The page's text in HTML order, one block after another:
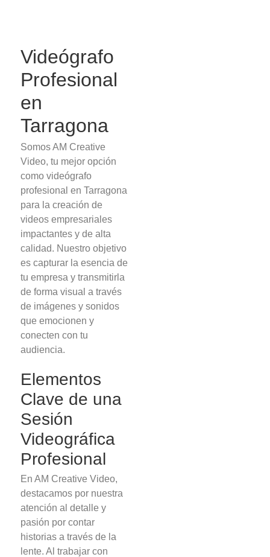
Videógrafo
Profesional
en
Tarragona
Somos AM Creative
Video, tu mejor opción
como videógrafo
profesional en Tarragona
para la creación de
videos empresariales
impactantes y de alta
calidad. Nuestro objetivo
es capturar la esencia de
tu empresa y transmitirla
de forma visual a través
de imágenes y sonidos
que emocionen y
conecten con tu
audiencia.
Elementos
Clave de una
Sesión
Videográfica
Profesional
En AM Creative Video,
destacamos por nuestra
atención al detalle y
pasión por contar
historias a través de la
lente. Al trabajar con